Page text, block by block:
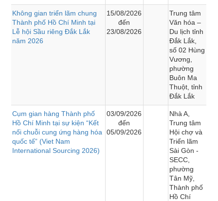
Không gian triển lãm chung
Thành phố Hồ Chí Minh tại
Lễ hội Sầu riêng Đắk Lắk
năm 2026
15/08/2026
đến
23/08/2026
Trung tâm
Văn hóa –
Du lịch tỉnh
Đắk Lắk,
số 02 Hùng
Vương,
phường
Buôn Ma
Thuột, tỉnh
Đắk Lắk
Cụm gian hàng Thành phố
Hồ Chí Minh tại sự kiện “Kết
nối chuỗi cung ứng hàng hóa
quốc tế” (Viet Nam
International Sourcing 2026)
03/09/2026
đến
05/09/2026
Nhà A,
Trung tâm
Hội chợ và
Triển lãm
Sài Gòn -
SECC,
phường
Tân Mỹ,
Thành phố
Hồ Chí